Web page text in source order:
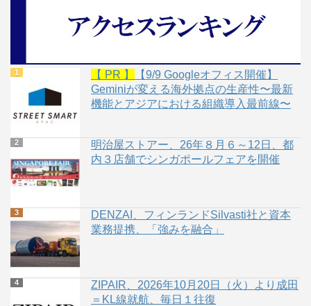
【 PR 】
【9/9 Googleオフィス開催】
Geminiが変える海外拠点の生産性〜最新
機能とアジアにおける組織導入最前線〜
明治屋ストアー、26年８月６～12日、都
内３店舗でシンガポールフェアを開催
DENZAI、フィンランドSilvasti社と資本
業務提携、「強みを融合」
ZIPAIR、2026年10月20日（火）より成田
＝KL線就航、毎日１往復